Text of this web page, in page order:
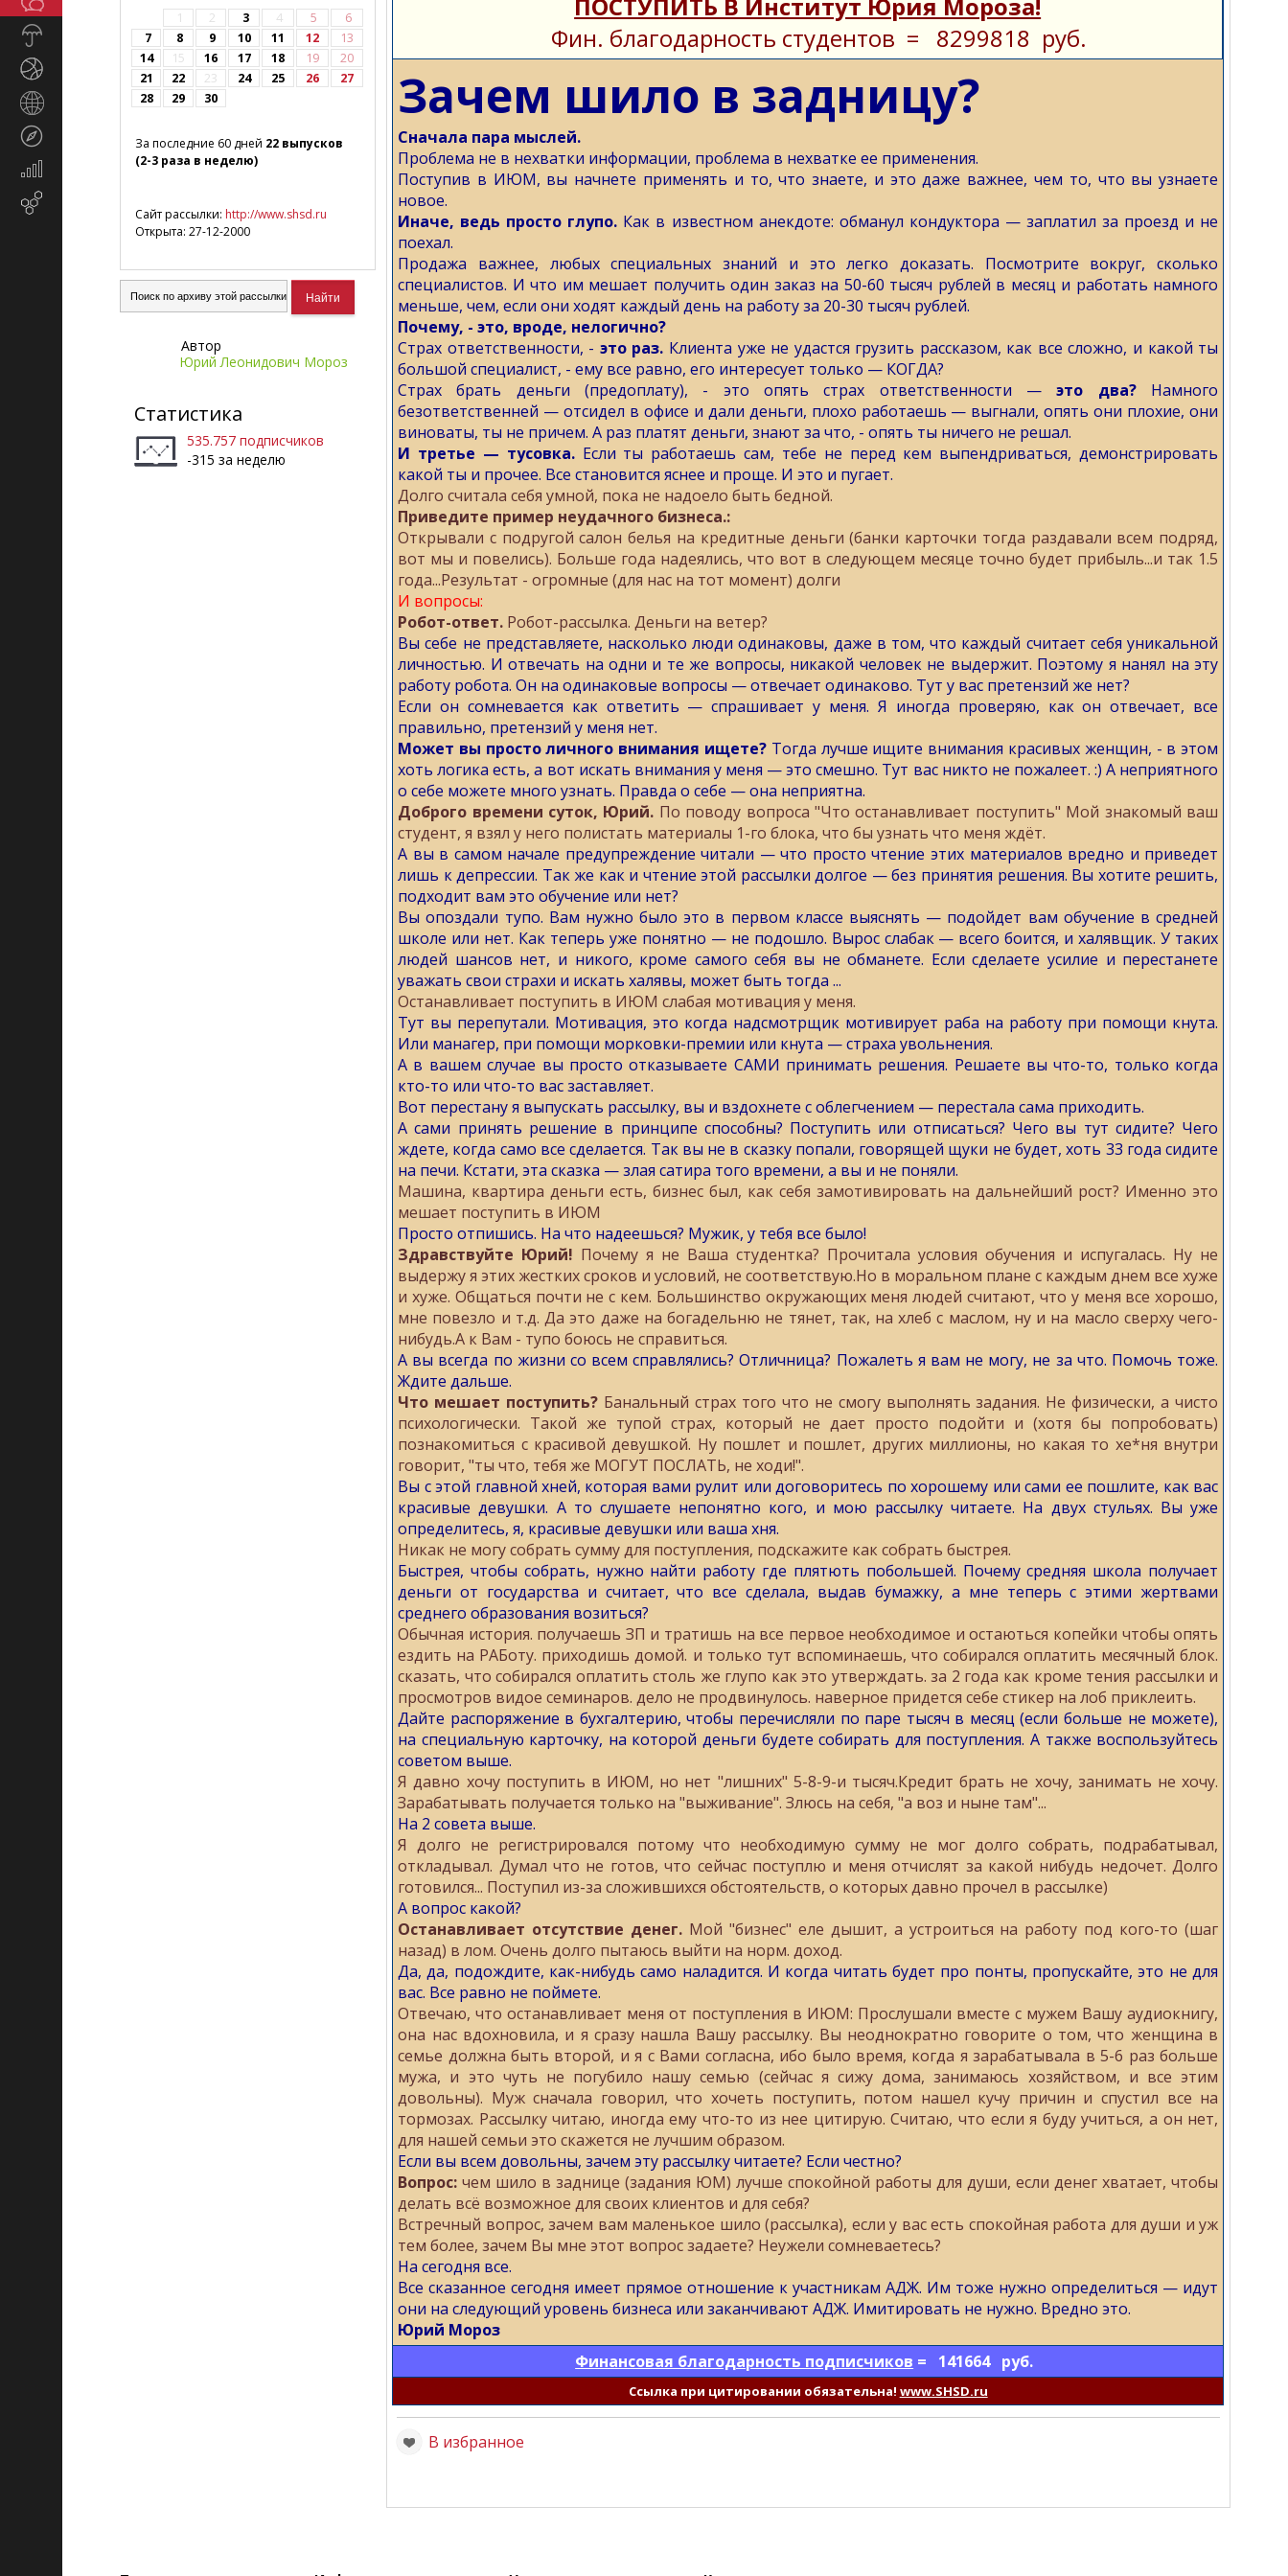
Экономика
маркетинг
1 2 3 4 5
6
7
8 9 10 11 12
13
14
15 16 17 18 19
20
21
22 23 24 25 26
27
28
29 30
За последние 60 дней 22 выпусков
(2-3 раза в неделю)
Сайт рассылки: http://www.shsd.ru
Открыта: 27-12-2000
Автор
Юрий Леонидович Мороз
Статистика
535.757 подписчиков
-315 за неделю
Фин. благодарность студентов = 8299818 руб.
Зачем шило в задницу?
Сначала пара мыслей.
Проблема не в нехватки информации, проблема в нехватке ее применения.
Поступив в ИЮМ, вы начнете применять и то, что знаете, и это даже важнее, чем то, что вы узнаете
новое.
Иначе, ведь просто глупо. Как в известном анекдоте: обманул кондуктора — заплатил за проезд и не
поехал.
Продажа важнее, любых специальных знаний и это легко доказать. Посмотрите вокруг, сколько
специалистов. И что им мешает получить один заказ на 50-60 тысяч рублей в месяц и работать намного
меньше, чем, если они ходят каждый день на работу за 20-30 тысяч рублей.
Почему, - это, вроде, нелогично?
Страх ответственности, - это раз. Клиента уже не удастся грузить рассказом, как все сложно, и какой ты
большой специалист, - ему все равно, его интересует только — КОГДА?
Страх брать деньги (предоплату), - это опять страх ответственности —это два?Намного
безответственней — отсидел в офисе и дали деньги, плохо работаешь — выгнали, опять они плохие, они
виноваты, ты не причем. А раз платят деньги, знают за что, - опять ты ничего не решал.
И третье — тусовка.Если ты работаешь сам, тебе не перед кем выпендриваться, демонстрировать
какой ты и прочее. Все становится яснее и проще. И это и пугает.
Долго считала себя умной, пока не надоело быть бедной.
Приведите пример неудачного бизнеса.:
Открывали с подругой салон белья на кредитные деньги (банки карточки тогда раздавали всем подряд,
вот мы и повелись). Больше года надеялись, что вот в следующем месяце точно будет прибыль...и так 1.5
года...Результат - огромные (для нас на тот момент) долги
И вопросы:
Робот-ответ. Робот-рассылка. Деньги на ветер?
Вы себе не представляете, насколько люди одинаковы, даже в том, что каждый считает себя уникальной
личностью. И отвечать на одни и те же вопросы, никакой человек не выдержит. Поэтому я нанял на эту
работу робота. Он на одинаковые вопросы — отвечает одинаково. Тут у вас претензий же нет?
Если он сомневается как ответить — спрашивает у меня. Я иногда проверяю, как он отвечает, все
правильно, претензий у меня нет.
Может вы просто личного внимания ищете? Тогда лучше ищите внимания красивых женщин, - в этом
хоть логика есть, а вот искать внимания у меня — это смешно. Тут вас никто не пожалеет. :) А неприятного
о себе можете много узнать. Правда о себе — она неприятна.
Доброго времени суток, Юрий. По поводу вопроса "Что останавливает поступить" Мой знакомый ваш
студент, я взял у него полистать материалы 1-го блока, что бы узнать что меня ждёт.
А вы в самом начале предупреждение читали — что просто чтение этих материалов вредно и приведет
лишь к депрессии. Так же как и чтение этой рассылки долгое — без принятия решения. Вы хотите решить,
подходит вам это обучение или нет?
Вы опоздали тупо. Вам нужно было это в первом классе выяснять — подойдет вам обучение в средней
школе или нет. Как теперь уже понятно — не подошло. Вырос слабак — всего боится, и халявщик. У таких
людей шансов нет, и никого, кроме самого себя вы не обманете. Если сделаете усилие и перестанете
уважать свои страхи и искать халявы, может быть тогда ...
Останавливает поступить в ИЮМ слабая мотивация у меня.
Тут вы перепутали. Мотивация, это когда надсмотрщик мотивирует раба на работу при помощи кнута.
Или манагер, при помощи морковки-премии или кнута — страха увольнения.
А в вашем случае вы просто отказываете САМИ принимать решения. Решаете вы что-то, только когда
кто-то или что-то вас заставляет.
Вот перестану я выпускать рассылку, вы и вздохнете с облегчением — перестала сама приходить.
А сами принять решение в принципе способны? Поступить или отписаться? Чего вы тут сидите? Чего
ждете, когда само все сделается. Так вы не в сказку попали, говорящей щуки не будет, хоть 33 года сидите
на печи. Кстати, эта сказка — злая сатира того времени, а вы и не поняли.
Машина, квартира деньги есть, бизнес был, как себя замотивировать на дальнейший рост? Именно это
мешает поступить в ИЮМ
Просто отпишись. На что надеешься? Мужик, у тебя все было!
Здравствуйте Юрий! Почему я не Ваша студентка? Прочитала условия обучения и испугалась. Ну не
выдержу я этих жестких сроков и условий, не соответствую.Но в моральном плане с каждым днем все хуже
и хуже. Общаться почти не с кем. Большинство окружающих меня людей считают, что у меня все хорошо,
мне повезло и т.д. Да это даже на богадельню не тянет, так, на хлеб с маслом, ну и на масло сверху чего-
нибудь.А к Вам - тупо боюсь не справиться.
А вы всегда по жизни со всем справлялись? Отличница? Пожалеть я вам не могу, не за что. Помочь тоже.
Ждите дальше.
Что мешает поступить? Банальный страх того что не смогу выполнять задания. Не физически, а чисто
психологически. Такой же тупой страх, который не дает просто подойти и (хотя бы попробовать)
познакомиться с красивой девушкой. Ну пошлет и пошлет, других миллионы, но какая то хе*ня внутри
говорит, "ты что, тебя же МОГУТ ПОСЛАТЬ, не ходи!".
Вы с этой главной хней, которая вами рулит или договоритесь по хорошему или сами ее пошлите, как вас
красивые девушки. А то слушаете непонятно кого, и мою рассылку читаете. На двух стульях. Вы уже
определитесь, я, красивые девушки или ваша хня.
Никак не могу собрать сумму для поступления, подскажите как собрать быстрея.
Быстрея, чтобы собрать, нужно найти работу где плятють побольшей. Почему средняя школа получает
деньги от государства и считает, что все сделала, выдав бумажку, а мне теперь с этими жертвами
среднего образования возиться?
Обычная история. получаешь ЗП и тратишь на все первое необходимое и остаються копейки чтобы опять
ездить на РАБоту. приходишь домой. и только тут вспоминаешь, что собирался оплатить месячный блок.
сказать, что собирался оплатить столь же глупо как это утверждать. за 2 года как кроме тения рассылки и
просмотров видое семинаров. дело не продвинулось. наверное придется себе стикер на лоб приклеить.
Дайте распоряжение в бухгалтерию, чтобы перечисляли по паре тысяч в месяц (если больше не можете),
на специальную карточку, на которой деньги будете собирать для поступления. А также воспользуйтесь
советом выше.
Я давно хочу поступить в ИЮМ, но нет "лишних" 5-8-9-и тысяч.Кредит брать не хочу, занимать не хочу.
Зарабатывать получается только на "выживание". Злюсь на себя, "а воз и ныне там"...
На 2 совета выше.
Я долго не регистрировался потому что необходимую сумму не мог долго собрать, подрабатывал,
откладывал. Думал что не готов, что сейчас поступлю и меня отчислят за какой нибудь недочет. Долго
готовился... Поступил из-за сложившихся обстоятельств, о которых давно прочел в рассылке)
А вопрос какой?
Останавливает отсутствие денег. Мой "бизнес" еле дышит, а устроиться на работу под кого-то (шаг
назад) в лом. Очень долго пытаюсь выйти на норм. доход.
Да, да, подождите, как-нибудь само наладится. И когда читать будет про понты, пропускайте, это не для
вас. Все равно не поймете.
Отвечаю, что останавливает меня от поступления в ИЮМ: Прослушали вместе с мужем Вашу аудиокнигу,
она нас вдохновила, и я сразу нашла Вашу рассылку. Вы неоднократно говорите о том, что женщина в
семье должна быть второй, и я с Вами согласна, ибо было время, когда я зарабатывала в 5-6 раз больше
мужа, и это чуть не погубило нашу семью (сейчас я сижу дома, занимаюсь хозяйством, и все этим
довольны). Муж сначала говорил, что хочеть поступить, потом нашел кучу причин и спустил все на
тормозах. Рассылку читаю, иногда ему что-то из нее цитирую. Считаю, что если я буду учиться, а он нет,
для нашей семьи это скажется не лучшим образом.
Если вы всем довольны, зачем эту рассылку читаете? Если честно?
Вопрос: чем шило в заднице (задания ЮМ) лучше спокойной работы для души, если денег хватает, чтобы
делать всё возможное для своих клиентов и для себя?
Встречный вопрос, зачем вам маленькое шило (рассылка), если у вас есть спокойная работа для души и уж
тем более, зачем Вы мне этот вопрос задаете? Неужели сомневаетесь?
На сегодня все.
Все сказанное сегодня имеет прямое отношение к участникам АДЖ. Им тоже нужно определиться — идут
они на следующий уровень бизнеса или заканчивают АДЖ. Имитировать не нужно. Вредно это.
Юрий Мороз
Финансовая благодарность подписчиков = 141664 руб.
Cсылка при цитировании обязательна! www.SHSD.ru
В избранное